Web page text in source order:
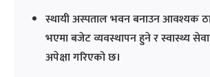
स्थायी अस्पताल भवन बनाउन आवश्यक
भएमा बजेट व्यवस्थापन हुने र स्वास्थ्य
अपेक्षा गरिएको छ।